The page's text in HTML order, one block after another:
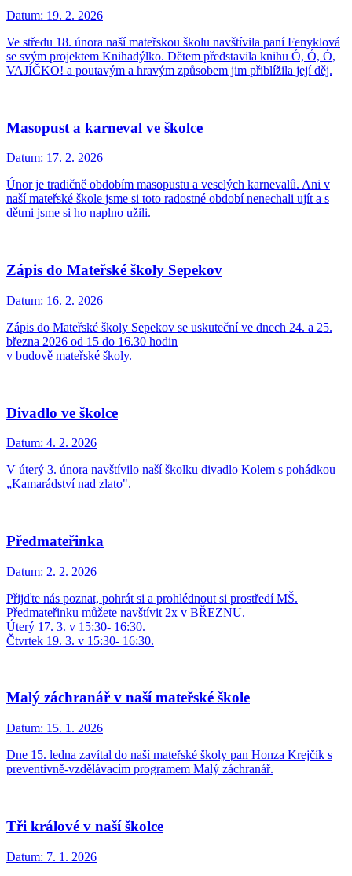
Datum: 19. 2. 2026
Ve středu 18. února naší mateřskou školu navštívila paní Fenyklová
se svým projektem Knihadýlko. Dětem představila knihu Ó, Ó, Ó,
VAJÍČKO! a poutavým a hravým způsobem jim přiblížila její děj.
Masopust a karneval ve školce
Datum: 17. 2. 2026
Únor je tradičně obdobím masopustu a veselých karnevalů. Ani v
naší mateřské škole jsme si toto radostné období nenechali ujít a s
dětmi jsme si ho naplno užili.
Zápis do Mateřské školy Sepekov
Datum: 16. 2. 2026
Zápis do Mateřské školy Sepekov se uskuteční ve dnech 24. a 25.
března 2026 od 15 do 16.30 hodin
v budově mateřské školy.
Divadlo ve školce
Datum: 4. 2. 2026
V úterý 3. února navštívilo naší školku divadlo Kolem s pohádkou
„Kamarádství nad zlato".
Předmateřinka
Datum: 2. 2. 2026
Přijďte nás poznat, pohrát si a prohlédnout si prostředí MŠ.
Předmateřinku můžete navštívit 2x v BŘEZNU.
Úterý 17. 3. v 15:30- 16:30.
Čtvrtek 19. 3. v 15:30- 16:30.
Malý záchranář v naší mateřské škole
Datum: 15. 1. 2026
Dne 15. ledna zavítal do naší mateřské školy pan Honza Krejčík s
preventivně-vzdělávacím programem Malý záchranář.
Tři králové v naší školce
Datum: 7. 1. 2026